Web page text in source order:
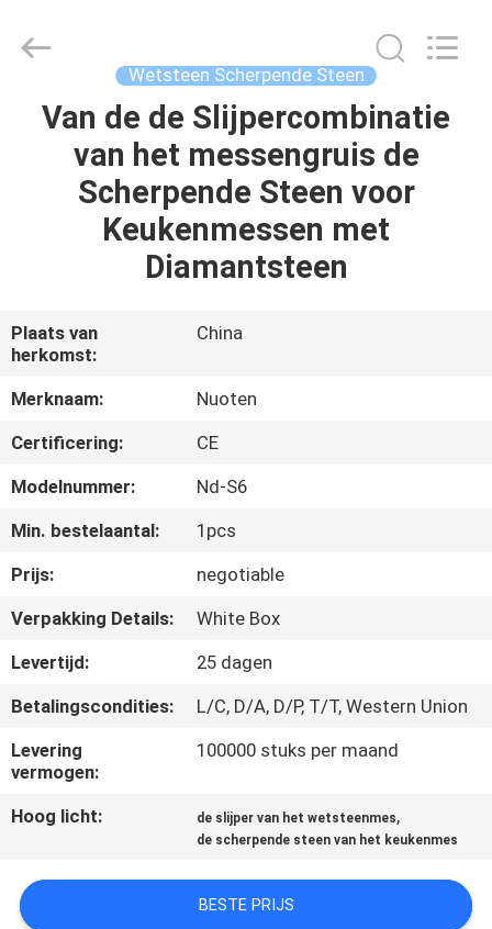
HUIS
PRODUCTEN
OVER
ONS
FABRIEKSTOUR
KWALITEITSCONTROLE
NEEM
CONTACT
MET
OP
NIEUWS
Electric
Appliance
Reserved.
Wetsteen Scherpende Steen
Van de de Slijpercombinatie
van het messengruis de
Scherpende Steen voor
Keukenmessen met
Diamantsteen
Plaats van
herkomst:
China
Merknaam:
Nuoten
Certificering:
CE
Modelnummer:
Nd-S6
Min. bestelaantal:
1pcs
Prijs:
negotiable
Verpakking Details:
White Box
Levertijd:
25 dagen
Betalingscondities:
L/C, D/A, D/P, T/T, Western Union
Levering
vermogen:
100000 stuks per maand
Hoog licht: de slijper van het wetsteenmes,
de scherpende steen van het keukenmes
BESTE PRIJS